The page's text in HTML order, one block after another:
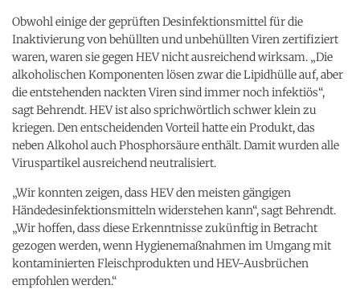
Obwohl einige der geprüften Desinfektionsmittel für die
Inaktivierung von behüllten und unbehüllten Viren zertifiziert
waren, waren sie gegen HEV nicht ausreichend wirksam. „Die
alkoholischen Komponenten lösen zwar die Lipidhülle auf, aber
die entstehenden nackten Viren sind immer noch infektiös“,
sagt Behrendt. HEV ist also sprichwörtlich schwer klein zu
kriegen. Den entscheidenden Vorteil hatte ein Produkt, das
neben Alkohol auch Phosphorsäure enthält. Damit wurden alle
Viruspartikel ausreichend neutralisiert.
„Wir konnten zeigen, dass HEV den meisten gängigen
Händedesinfektionsmitteln widerstehen kann“, sagt Behrendt.
„Wir hoffen, dass diese Erkenntnisse zukünftig in Betracht
gezogen werden, wenn Hygienemaßnahmen im Umgang mit
kontaminierten Fleischprodukten und HEV-Ausbrüchen
empfohlen werden.“